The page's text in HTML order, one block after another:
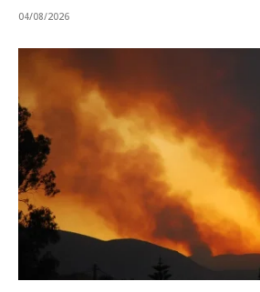
04/08/2026